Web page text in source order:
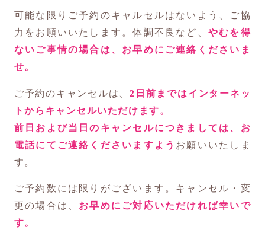
可能な限りご予約のキャルセルはないよう、ご協
力をお願いいたします。体調不良など、 やむを得
ないご事情の場合は、お早めにご連絡くださいま
せ。
ご予約のキャンセルは、2日前まではインターネッ
トからキャンセルいただけます。
前日および当日のキャンセルにつきましては、お
電話にてご連絡くださいますよう お願いいたしま
す。
ご予約数には限りがございます。キャンセル・変
更の場合は、 お早めにご対応いただければ幸いで
す。